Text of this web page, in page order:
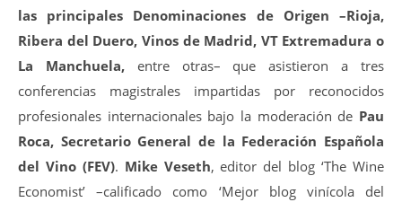
las principales Denominaciones de Origen –Rioja,
Ribera del Duero, Vinos de Madrid, VT Extremadura o
La Manchuela, entre otras– que asistieron a tres
conferencias magistrales impartidas por reconocidos
profesionales internacionales bajo la moderación de Pau
Roca, Secretario General de la Federación Española
del Vino (FEV). Mike Veseth, editor del blog ‘The Wine
Economist’ –calificado como ‘Mejor blog vinícola del